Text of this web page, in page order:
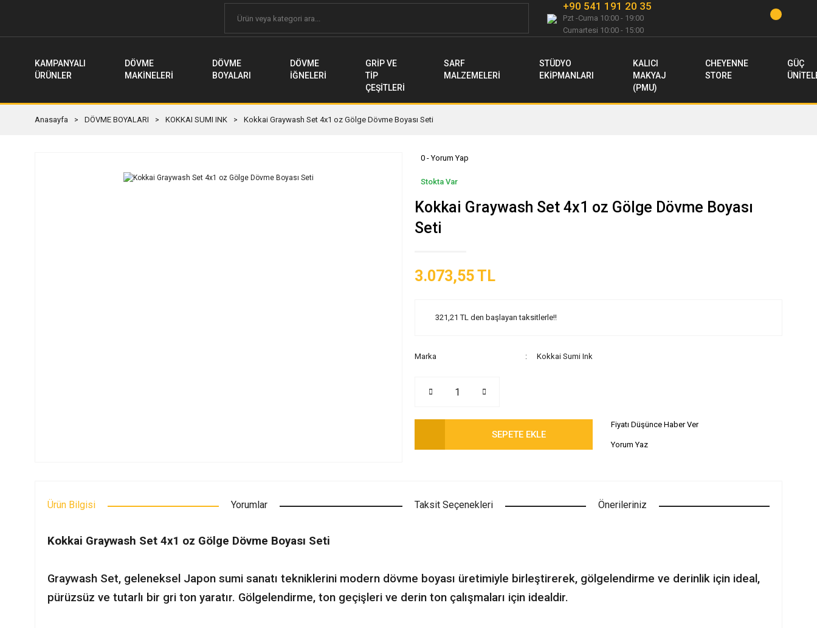
+90 541 191 20 35
Pzt -Cuma 10:00 - 19:00
Cumartesi 10:00 - 15:00
KAMPANYALI
ÜRÜNLER
DÖVME
MAKİNELERİ
DÖVME
BOYALARI
DÖVME
İĞNELERİ
GRİP VE
TİP
ÇEŞİTLERİ
SARF
MALZEMELERİ
STÜDYO
EKİPMANLARI
KALICI
MAKYAJ
(PMU)
CHEYENNE
STORE
GÜÇ
Anasayfa DÖVME BOYALARI KOKKAI SUMI INK Kokkai Graywash Set 4x1 oz Gölge Dövme Boyası Seti
0 - Yorum Yap
Stokta Var
Kokkai Graywash Set 4x1 oz Gölge Dövme Boyası
Seti
3.073,55 TL
321,21 TL den başlayan taksitlerle!!
Marka Kokkai Sumi Ink
SEPETE EKLE
Fiyatı Düşünce Haber Ver
Yorum Yaz
Ürün Bilgisi Yorumlar Taksit Seçenekleri Önerileriniz
Kokkai Graywash Set 4x1 oz Gölge Dövme Boyası Seti
Graywash Set, geleneksel Japon sumi sanatı tekniklerini modern dövme boyası üretimiyle birleştirerek, gölgelendirme ve derinlik için ideal,
pürüzsüz ve tutarlı bir gri ton yaratır. Gölgelendirme, ton geçişleri ve derin ton çalışmaları için idealdir.